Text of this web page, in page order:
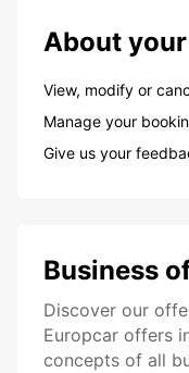
About
View, modify or
Manage your
Give us your
Business
Discover our
Europcar offers
concepts of all